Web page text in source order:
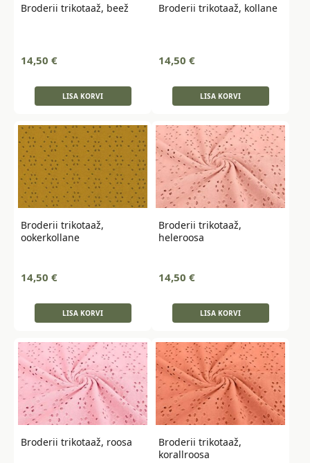
Broderii trikotaaž, beež
14,50 €
LISA KORVI
Broderii trikotaaž, kollane
14,50 €
LISA KORVI
Broderii trikotaaž,
ookerkollane
14,50 €
LISA KORVI
Broderii trikotaaž,
heleroosa
14,50 €
LISA KORVI
Broderii trikotaaž, roosa
Broderii trikotaaž,
korallroosa